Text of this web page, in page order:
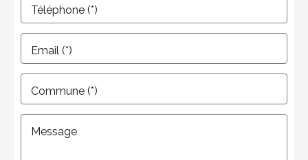
Téléphone (*)
Email (*)
Commune (*)
Message